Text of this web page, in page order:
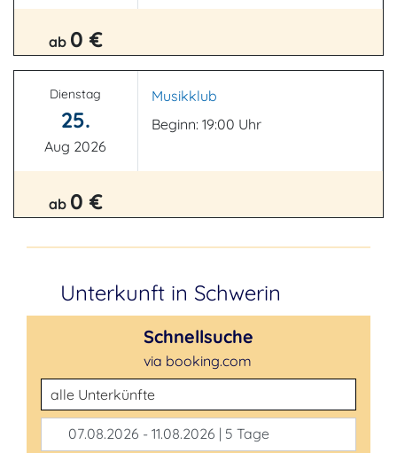
ab 0 €
Dienstag
25.
Aug 2026
Musikklub
Beginn: 19:00 Uhr
ab 0 €
Unterkunft in Schwerin
Schnellsuche
via booking.com
Unterkunftsart
07.08.2026 - 11.08.2026 | 5 Tage